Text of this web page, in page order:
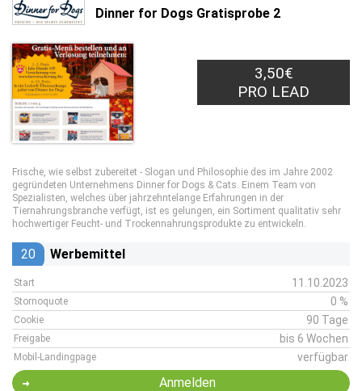
Dinner for Dogs Gratisprobe 2
3,50€
PRO LEAD
Frische, wie selbst zubereitet - Slogan und Philosophie des im Jahre 2002
gegründeten Unternehmens Dinner for Dogs & Cats. Einem Team von
Spezialisten, welches über jahrzehntelange Erfahrungen in der
Tiernahrungsbranche verfügt, ist es gelungen, ein Sortiment qualitativ sehr
hochwertiger Feucht- und Trockennahrungsprodukte zu entwickeln.
20 Werbemittel
Start 11.10.2023
Stornoquote 0 %
Cookie 90 Tage
Freigabe bis 6 Wochen
Mobil-Landingpage verfügbar
Anmelden